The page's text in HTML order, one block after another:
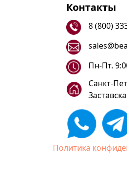
Контакты
8 (800)
Санкт-
Пн-Пт.
Политика